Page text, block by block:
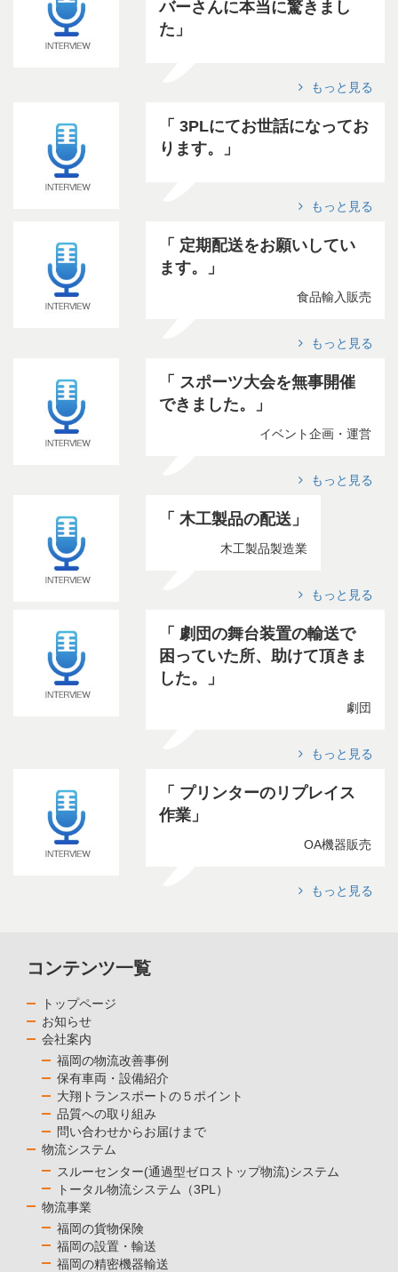
バーさんに本当に驚きまし
た
もっと見る
3PLにてお世話になってお
ります。
もっと見る
定期配送をお願いしてい
ます。
食品輸入販売
もっと見る
スポーツ大会を無事開催
できました。
イベント企画・運営
もっと見る
木工製品の配送
木工製品製造業
もっと見る
劇団の舞台装置の輸送で
困っていた所、助けて頂きま
した。
劇団
もっと見る
プリンターのリプレイス
作業
OA機器販売
もっと見る
コンテンツ一覧
トップページ
お知らせ
会社案内
福岡の物流改善事例
保有車両・設備紹介
大翔トランスポートの５ポイント
品質への取り組み
問い合わせからお届けまで
物流システム
スルーセンター(通過型ゼロストップ物流)システム
トータル物流システム（3PL）
物流事業
福岡の貨物保険
福岡の設置・輸送
福岡の精密機器輸送